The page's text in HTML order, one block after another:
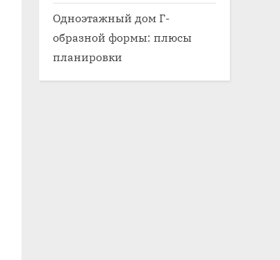
Одноэтажный дом Г-
образной формы: плюсы
планировки